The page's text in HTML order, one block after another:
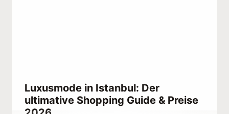
Luxusmode in Istanbul: Der
ultimative Shopping Guide & Preise